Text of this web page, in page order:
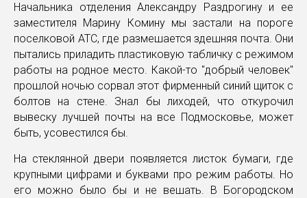
Начальника отделения Александру Раздрогину и ее
заместителя Марину Комину мы застали на пороге
поселковой АТС, где размешается здешняя почта. Они
пытались приладить пластиковую табличку с режимом
работы на родное место. Какой-то "добрый человек"
прошлой ночью сорвал этот фирменный синий щиток с
болтов на стене. Знал бы лиходей, что откурочил
вывеску лучшей почты на все Подмосковье, может
быть, усовестился бы.
На стеклянной двери появляется листок бумаги, где
крупными цифрами и буквами про режим работы. Но
его можно было бы и не вешать. В Богородском